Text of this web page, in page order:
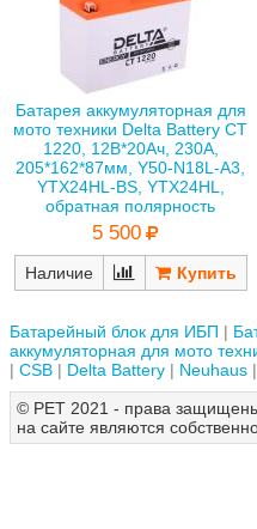
Батарея аккумуляторная для
мото техники Delta Battery CT
1220, 12В*20Ач, 230А,
205*162*87мм, Y50-N18L-A3,
YTX24HL-BS, YTX24HL,
обратная полярность
5 500
Наличие
Батарейный блок для ИБП
аккумуляторная для мото
CSB
Delta Battery Neuhaus
© РЕТ 2021 - права
на сайте являются